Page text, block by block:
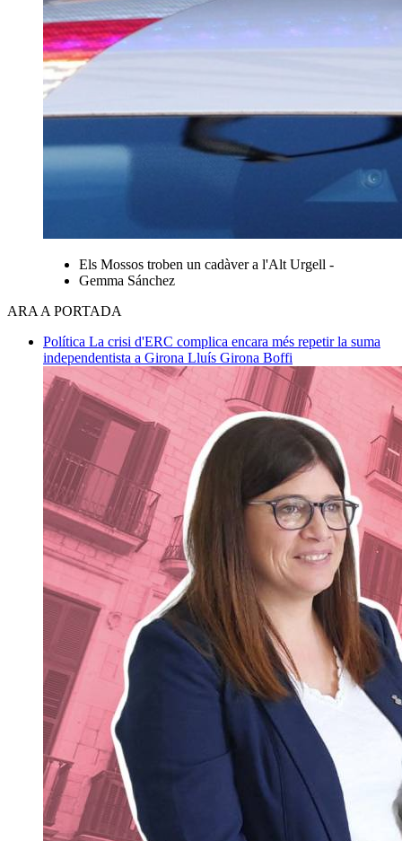
Els Mossos troben un cadàver a l'Alt Urgell -
Gemma Sánchez
ARA A PORTADA
Política La crisi d'ERC complica encara més repetir la suma
independentista a Girona Lluís Girona Boffi